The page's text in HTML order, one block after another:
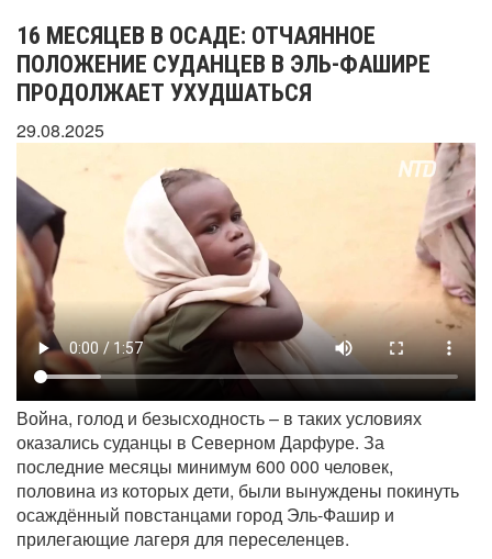
16 МЕСЯЦЕВ В ОСАДЕ: ОТЧАЯННОЕ
ПОЛОЖЕНИЕ СУДАНЦЕВ В ЭЛЬ-ФАШИРЕ
ПРОДОЛЖАЕТ УХУДШАТЬСЯ
29.08.2025
Война, голод и безысходность – в таких условиях
оказались суданцы в Северном Дарфуре. За
последние месяцы минимум 600 000 человек,
половина из которых дети, были вынуждены покинуть
осаждённый повстанцами город Эль-Фашир и
прилегающие лагеря для переселенцев.